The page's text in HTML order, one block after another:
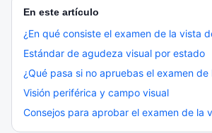
En este artículo
¿En qué consiste el examen de la vista
Estándar de agudeza visual por estado
¿Qué pasa si no apruebas el examen de
Visión periférica y campo visual
Consejos para aprobar el examen de la